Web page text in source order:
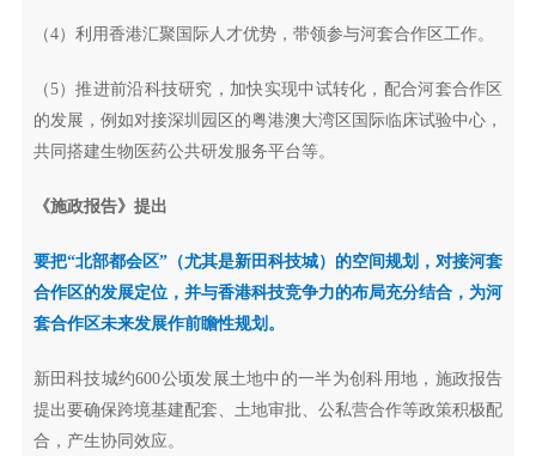
（4）利用香港汇聚国际人才优势，带领参与河套合作区工作。
（5）推进前沿科技研究，加快实现中试转化，配合河套合作区
的发展，例如对接深圳园区的粤港澳大湾区国际临床试验中心，
共同搭建生物医药公共研发服务平台等。
《施政报告》提出
要把“北部都会区”（尤其是新田科技城）的空间规划，对接河套
合作区的发展定位，并与香港科技竞争力的布局充分结合，为河
套合作区未来发展作前瞻性规划。
新田科技城约600公顷发展土地中的一半为创科用地，施政报告
提出要确保跨境基建配套、土地审批、公私营合作等政策积极配
合，产生协同效应。